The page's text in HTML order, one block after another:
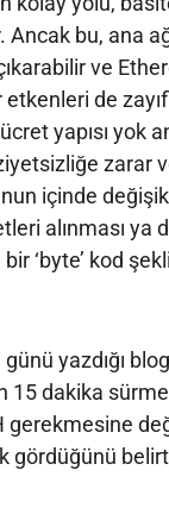
Ancak bu, ana
ve
de
yapısı yok
zarar
içinde
alınması ya
‘byte’ kod
yazdığı
15 dakika
gerekmesine
gördüğünü